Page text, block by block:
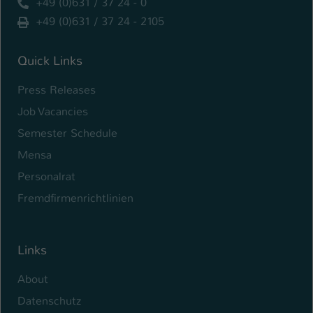
+49 (0)631 / 37 24 - 2105
Quick Links
Press Releases
Job Vacancies
Semester Schedule
Mensa
Personalrat
Fremdfirmenrichtlinien
Links
About
Datenschutz
Name be_typo_user
Anbieter
Laufzeit
Zweck
ein Besucher im Typo3-Backend